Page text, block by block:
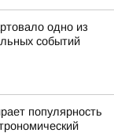
одно из
событий
популярность